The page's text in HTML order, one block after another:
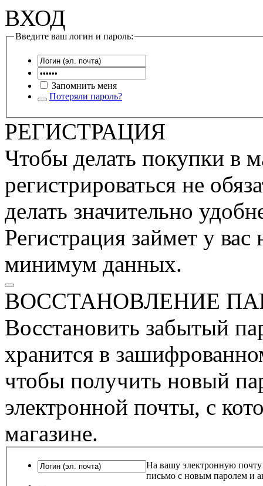
ВХОД
Введите ваш логин и пароль:
Запомнить меня
Потеряли пароль?
РЕГИСТРАЦИЯ
Чтобы делать покупки в
регистрироваться не
делать значительно
Регистрация займет у
минимум данных.
ВОССТАНОВЛЕНИЕ
Восстановить забытый
хранится в
чтобы получить новый
электронной почты, с
магазине.
На вашу электронную почту
письмо с новым паролем и